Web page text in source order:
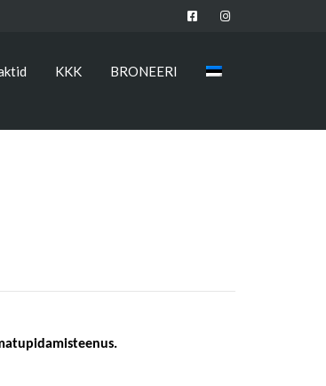
KKK BRONEERI